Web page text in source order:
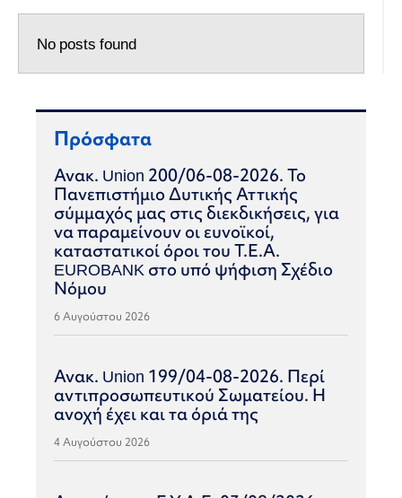
No posts found
Πρόσφατα
Ανακ. Union 200/06-08-2026. Το
Πανεπιστήμιο Δυτικής Αττικής
σύμμαχός μας στις διεκδικήσεις, για
να παραμείνουν οι ευνοϊκοί,
καταστατικοί όροι του Τ.Ε.Α.
EUROBANK στο υπό ψήφιση Σχέδιο
Νόμου
6 Αυγούστου 2026
Ανακ. Union 199/04-08-2026. Περί
αντιπροσωπευτικού Σωματείου. Η
ανοχή έχει και τα όριά της
4 Αυγούστου 2026